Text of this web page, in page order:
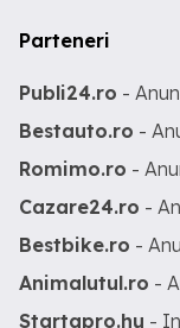
Parteneri
Publi24.ro -
Bestauto.ro -
Romimo.ro -
Cazare24.ro -
Bestbike.ro -
Animalutul.ro -
Startapro.hu -